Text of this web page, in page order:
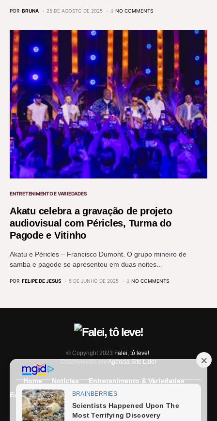
POR BRUNA 25 DE AGOSTO DE 2025 NO COMMENTS
ENTRETENIMENTO E VARIEDADES
Akatu celebra a gravação de projeto
audiovisual com Péricles, Turma do
Pagode e Vitinho
Akatu e Péricles – Francisco Dumont. O grupo mineiro de
samba e pagode se apresentou em duas noites…
POR FELIPE DE JESUS 5 DE JUNHO DE 2025 NO COMMENTS
© Copyright 2023 Falei, tô leve!.
Desenvolvido por Agência Site Líder
Home Notícias
Entretenimento & Variedades
Eventos
Entrevista Últimas Notícias
Expediente
Fale Conosco Termos e condições